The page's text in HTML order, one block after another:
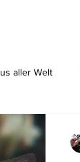
aller Welt
Antarktis